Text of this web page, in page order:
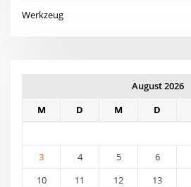
Werkzeug
August 2026
M
D M D
3
4 5 6
10
11 12 13